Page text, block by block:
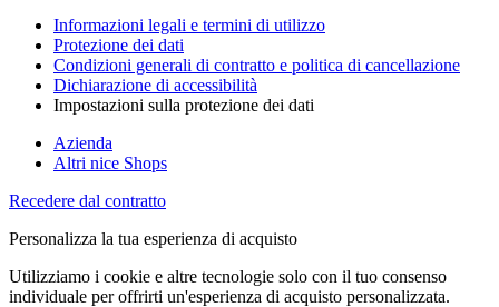
Informazioni legali e termini di utilizzo
Protezione dei dati
Condizioni generali di contratto e politica di cancellazione
Dichiarazione di accessibilità
Impostazioni sulla protezione dei dati
Azienda
Altri nice Shops
Recedere dal contratto
Personalizza la tua esperienza di acquisto
Utilizziamo i cookie e altre tecnologie solo con il tuo consenso
individuale per offrirti un'esperienza di acquisto personalizzata.